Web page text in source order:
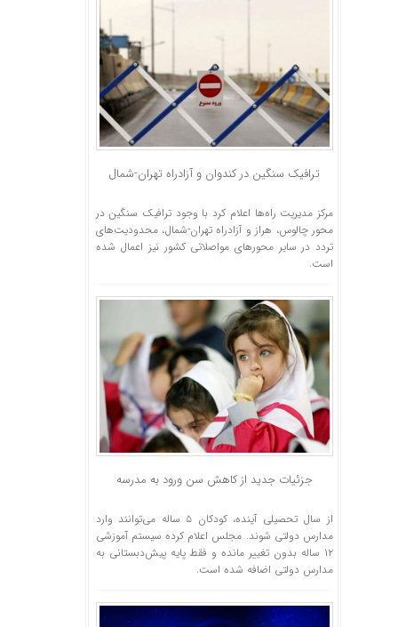
ترافیک سنگین در کندوان و آزادراه تهران-شمال
مرکز مدیریت راه‌ها اعلام کرد با وجود ترافیک سنگین در
محور چالوس، هراز و آزادراه تهران-شمال، محدودیت‌های
تردد در سایر محورهای مواصلاتی کشور نیز اعمال شده
است.
جزئیات جدید از کاهش سن ورود به مدرسه
از سال تحصیلی آینده، کودکان ۵ ساله می‌توانند وارد
مدارس دولتی شوند. مجلس اعلام کرده سیستم آموزشی
۱۲ ساله بدون تغییر مانده و فقط پایه پیش‌دبستانی به
مدارس دولتی اضافه شده است.